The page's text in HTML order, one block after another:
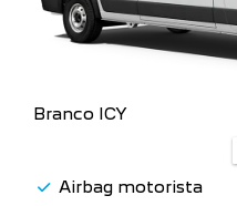
Branco ICY
Airbag motorista